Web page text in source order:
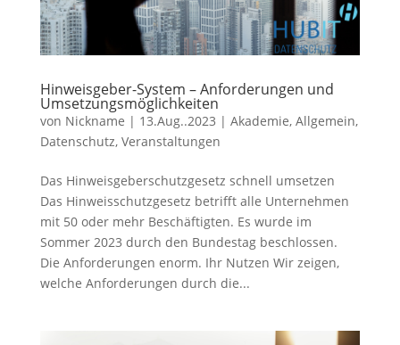
Hinweisgeber-System – Anforderungen und
Umsetzungsmöglichkeiten
von Nickname | 13.Aug..2023 | Akademie, Allgemein,
Datenschutz, Veranstaltungen
Das Hinweisgeberschutzgesetz schnell umsetzen
Das Hinweisschutzgesetz betrifft alle Unternehmen
mit 50 oder mehr Beschäftigten. Es wurde im
Sommer 2023 durch den Bundestag beschlossen.
Die Anforderungen enorm. Ihr Nutzen Wir zeigen,
welche Anforderungen durch die...